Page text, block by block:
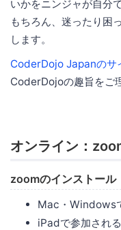
いかをニンジャが自分
もちろん、迷ったり困
します。
CoderDojo Japanのサ
CoderDojoの趣旨をご
オンライン：
zoomのインストール
Mac・Windows
iPadで参加され